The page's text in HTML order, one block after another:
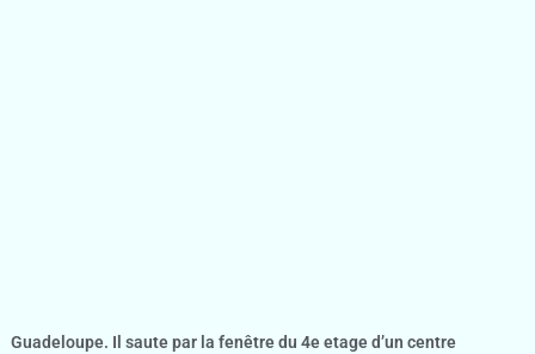
Guadeloupe. Il saute par la fenêtre du 4e etage d’un centre